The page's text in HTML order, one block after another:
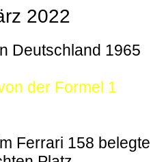
2022
Deutschland 1965
der Formel 1
Ferrari 158 belegte